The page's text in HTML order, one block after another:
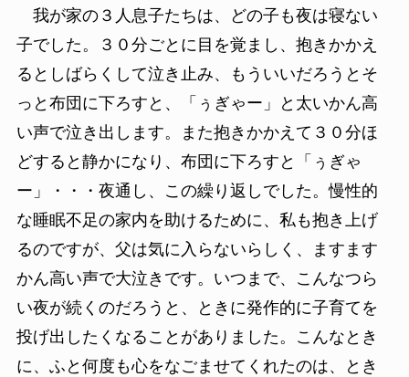
我が家の３人息子たちは、どの子も夜は寝ない
子でした。３０分ごとに目を覚まし、抱きかかえ
るとしばらくして泣き止み、もういいだろうとそ
っと布団に下ろすと、「ぅぎゃー」と太いかん高
い声で泣き出します。また抱きかかえて３０分ほ
どすると静かになり、布団に下ろすと「ぅぎゃ
ー」・・・夜通し、この繰り返しでした。慢性的
な睡眠不足の家内を助けるために、私も抱き上げ
るのですが、父は気に入らないらしく、ますます
かん高い声で大泣きです。いつまで、こんなつら
い夜が続くのだろうと、ときに発作的に子育てを
投げ出したくなることがありました。こんなとき
に、ふと何度も心をなごませてくれたのは、とき